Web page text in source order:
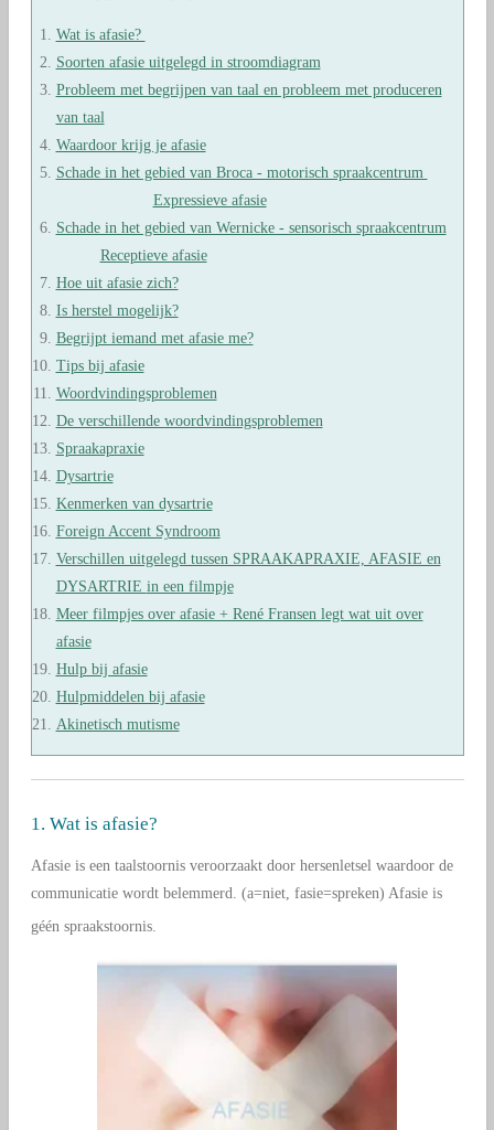
Wat is afasie?
Soorten afasie uitgelegd in stroomdiagram
Probleem met begrijpen van taal en probleem met produceren
van taal
Waardoor krijg je afasie
Schade in het gebied van Broca - motorisch spraakcentrum
Expressieve afasie
Schade in het gebied van Wernicke - sensorisch spraakcentrum
Receptieve afasie
Hoe uit afasie zich?
Is herstel mogelijk?
Begrijpt iemand met afasie me?
Tips bij afasie
Woordvindingsproblemen
De verschillende woordvindingsproblemen
Spraakapraxie
Dysartrie
Kenmerken van dysartrie
Foreign Accent Syndroom
Verschillen uitgelegd tussen SPRAAKAPRAXIE, AFASIE en
DYSARTRIE in een filmpje
Meer filmpjes over afasie + René Fransen legt wat uit over
afasie
Hulp bij afasie
Hulpmiddelen bij afasie
Akinetisch mutisme
1. Wat is afasie?
Afasie is een taalstoornis veroorzaakt door hersenletsel waardoor de
communicatie wordt belemmerd. (a=niet, fasie=spreken) Afasie is
géén spraakstoornis.